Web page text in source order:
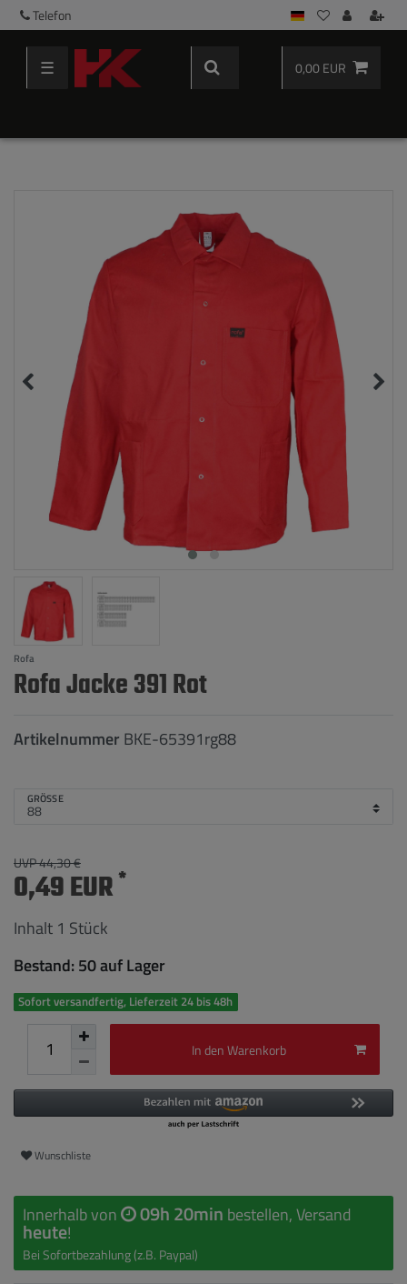
Telefon
☰ 0,00 EUR
Rofa
Rofa Jacke 391 Rot
Artikelnummer BKE-65391rg88
GRÖSSE
UVP 44,30 €
0,49 EUR*
Inhalt 1 Stück
Bestand: 50 auf Lager
Sofort versandfertig, Lieferzeit 24 bis 48h
In den Warenkorb
Wunschliste
Innerhalb von 09h 20min bestellen, Versand
heute!
Bei Sofortbezahlung (z.B. Paypal)